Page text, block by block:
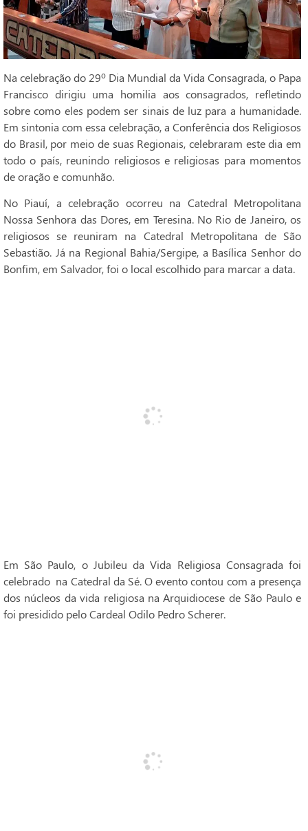
Na celebração do 29º Dia Mundial da Vida Consagrada, o Papa
Francisco dirigiu uma homilia aos consagrados, refletindo
sobre como eles podem ser sinais de luz para a humanidade.
Em sintonia com essa celebração, a Conferência dos Religiosos
do Brasil, por meio de suas Regionais, celebraram este dia em
todo o país, reunindo religiosos e religiosas para momentos
de oração e comunhão.
No Piauí, a celebração ocorreu na Catedral Metropolitana
Nossa Senhora das Dores, em Teresina. No Rio de Janeiro, os
religiosos se reuniram na Catedral Metropolitana de São
Sebastião. Já na Regional Bahia/Sergipe, a Basílica Senhor do
Bonfim, em Salvador, foi o local escolhido para marcar a data.
Em São Paulo, o Jubileu da Vida Religiosa Consagrada foi
celebrado na Catedral da Sé. O evento contou com a presença
dos núcleos da vida religiosa na Arquidiocese de São Paulo e
foi presidido pelo Cardeal Odilo Pedro Scherer.